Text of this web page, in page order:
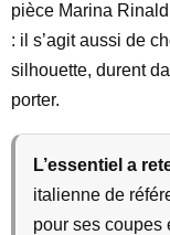
pièce Marina
: il s’agit aussi de
silhouette, durent
porter.
L’essentiel a
italienne de
pour ses coupes